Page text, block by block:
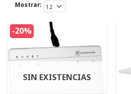
Mostrar:
-20%
SIN EXISTENCIAS